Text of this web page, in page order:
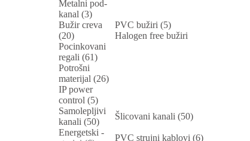
Metalni pod-
kanal (3)
Bužir creva
(20)
PVC bužiri (5)
Halogen free bužiri
Pocinkovani
regali (61)
Potrošni
materijal (26)
IP power
control (5)
Samolepljivi
kanali (50)
Šlicovani kanali (50)
Energetski -
PVC strujni kablovi (6)